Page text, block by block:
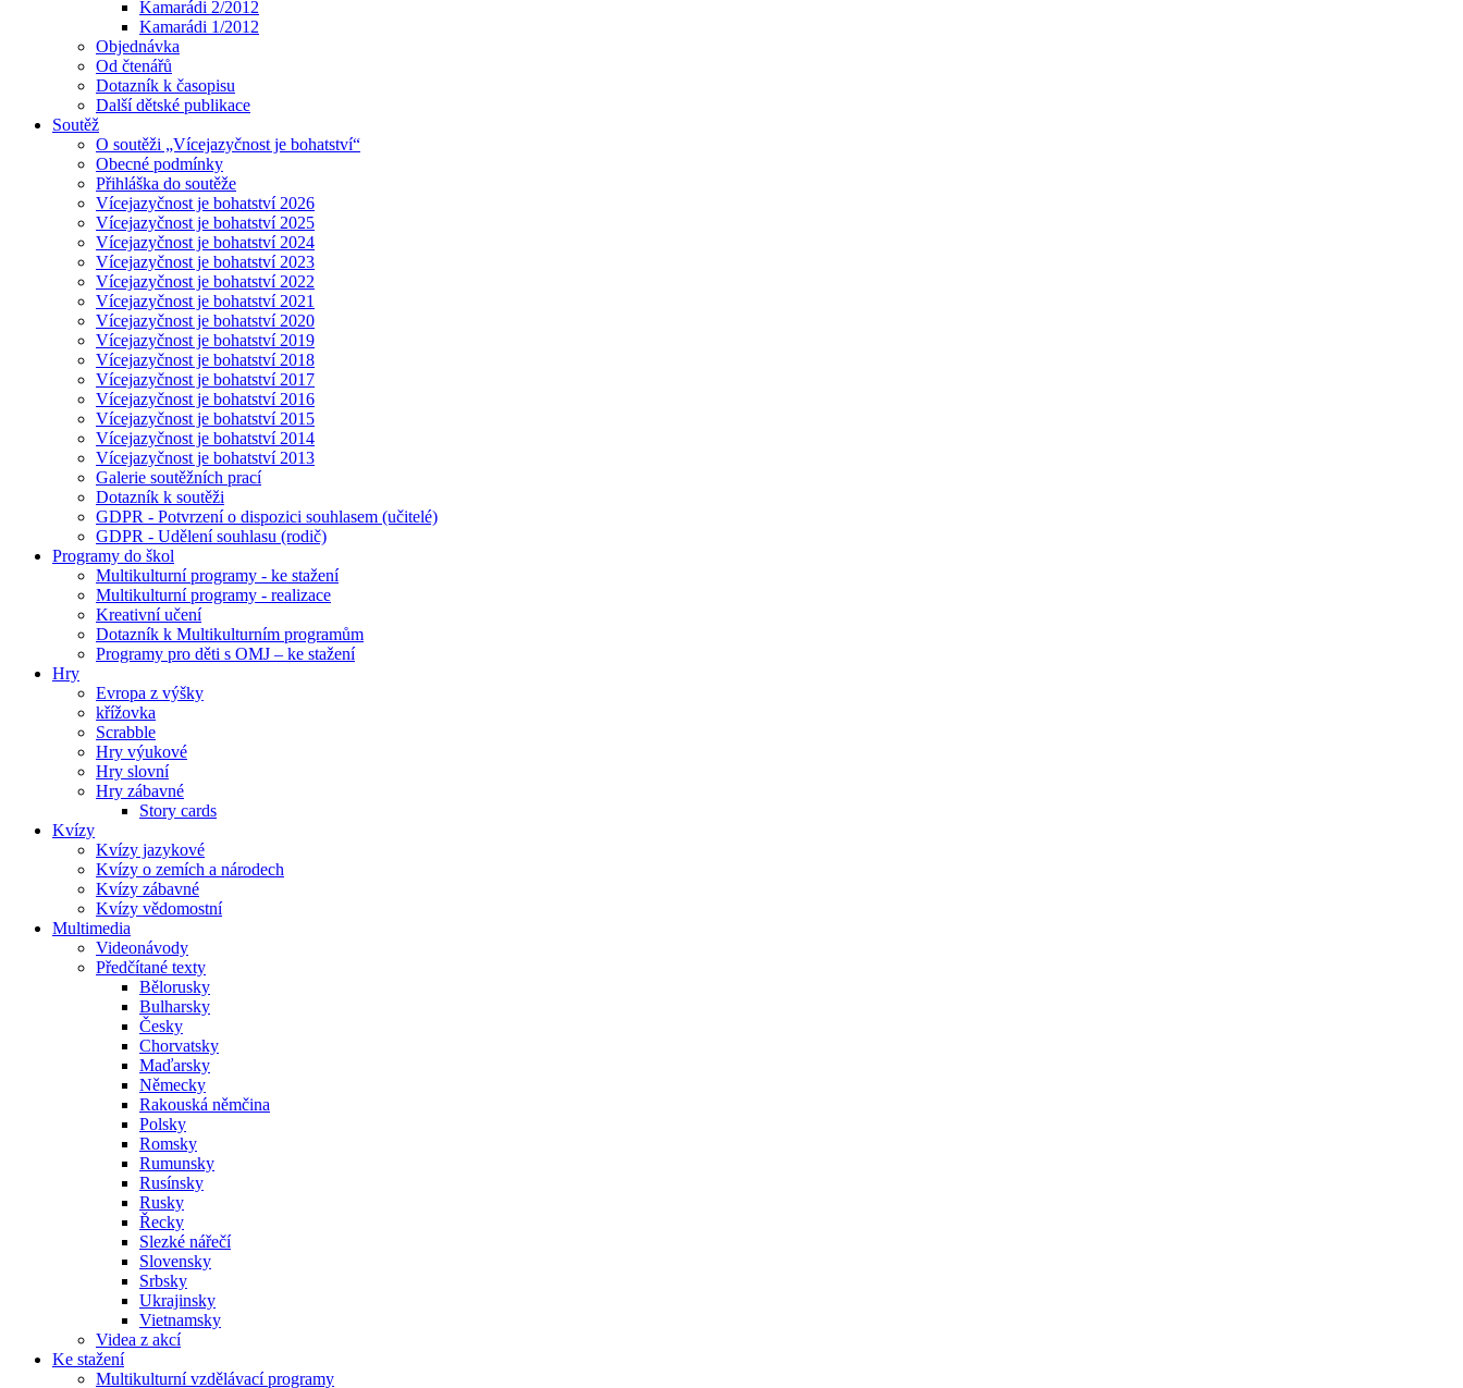
Kamarádi 2/2012
Kamarádi 1/2012
Objednávka
Od čtenářů
Dotazník k časopisu
Další dětské publikace
Soutěž
O soutěži „Vícejazyčnost je bohatství“
Obecné podmínky
Přihláška do soutěže
Vícejazyčnost je bohatství 2026
Vícejazyčnost je bohatství 2025
Vícejazyčnost je bohatství 2024
Vícejazyčnost je bohatství 2023
Vícejazyčnost je bohatství 2022
Vícejazyčnost je bohatství 2021
Vícejazyčnost je bohatství 2020
Vícejazyčnost je bohatství 2019
Vícejazyčnost je bohatství 2018
Vícejazyčnost je bohatství 2017
Vícejazyčnost je bohatství 2016
Vícejazyčnost je bohatství 2015
Vícejazyčnost je bohatství 2014
Vícejazyčnost je bohatství 2013
Galerie soutěžních prací
Dotazník k soutěži
GDPR - Potvrzení o dispozici souhlasem (učitelé)
GDPR - Udělení souhlasu (rodič)
Programy do škol
Multikulturní programy - ke stažení
Multikulturní programy - realizace
Kreativní učení
Dotazník k Multikulturním programům
Programy pro děti s OMJ – ke stažení
Hry
Evropa z výšky
křížovka
Scrabble
Hry výukové
Hry slovní
Hry zábavné
Story cards
Kvízy
Kvízy jazykové
Kvízy o zemích a národech
Kvízy zábavné
Kvízy vědomostní
Multimedia
Videonávody
Předčítané texty
Bělorusky
Bulharsky
Česky
Chorvatsky
Maďarsky
Německy
Rakouská němčina
Polsky
Romsky
Rumunsky
Rusínsky
Rusky
Řecky
Slezké nářečí
Slovensky
Srbsky
Ukrajinsky
Vietnamsky
Videa z akcí
Ke stažení
Multikulturní vzdělávací programy